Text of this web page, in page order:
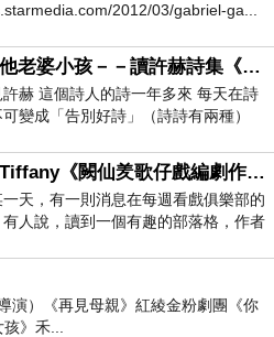
2012/03/gabriel-ga...
阿北深愛他老婆小孩－－讀許赫詩集《原來女孩不想嫁給阿北》有感
赫 這個詩人的詩一年多來 每天在詩
變成「告別好詩」（詩詩有兩種）
衷心祝福Tiffany《闕仙羑歌仔戲編劇作品輯》出版
天，有一則消息在每週看戲俱樂部的
人說，讀到一個有趣的部落格，作者
...
演）《再見母親》紅綾金粉劇團《你
》禾...